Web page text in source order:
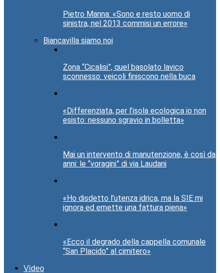
Pietro Manna: «Sono e resto uomo di
sinistra, nel 2013 commisi un errore»
Biancavilla siamo noi
Zona “Cicalisi”, quel basolato lavico
sconnesso: veicoli finiscono nella buca
«Differenziata, per l’isola ecologica io non
esisto: nessuno sgravio in bolletta»
Mai un intervento di manutenzione, è così da
anni: le “voragini” di via Laudani
«Ho disdetto l’utenza idrica, ma la SIE mi
ignora ed emette una fattura piena»
«Ecco il degrado della cappella comunale
“San Placido” al cimitero»
Video